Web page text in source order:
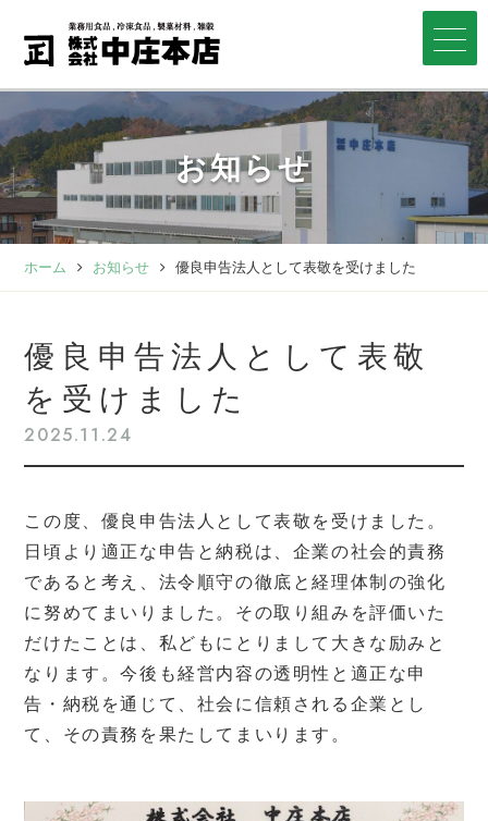
お知らせ
ホーム お知らせ 優良申告法人として表敬を受けました
優良申告法人として表敬
を受けました
2025.11.24
この度、優良申告法人として表敬を受けました。
日頃より適正な申告と納税は、企業の社会的責務
であると考え、法令順守の徹底と経理体制の強化
に努めてまいりました。その取り組みを評価いた
だけたことは、私どもにとりまして大きな励みと
なります。今後も経営内容の透明性と適正な申
告・納税を通じて、社会に信頼される企業とし
て、その責務を果たしてまいります。